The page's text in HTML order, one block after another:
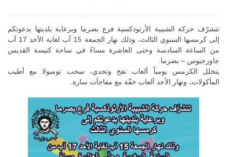
تتشرّف حركة الشبيبة الأرثوذكسية فرع بصرما وبرعاية بلديتها بدعوتكم
إلى كرمسها السنوي الثالث، وذلك نهار الجمعة 15 آب لغاية الأحد 17 آب
من الساعة السادسة وحتى العاشرة مساءً في ساحة كنيسة القديس
جاورجيوس – بصرما.
يتخلل الكرمس يومياً ألعاب نفخ وتحدي، سحب تومبولا مع أطيب
المأكولات، ونهار الأحد ألعاب خفّة مع مفاجآت سارة.